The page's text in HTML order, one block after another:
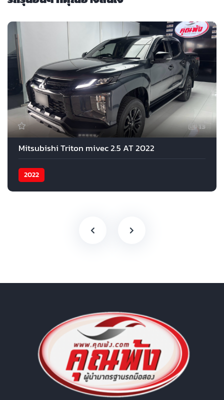
13
Mitsubishi Triton mivec 2.5 AT 2022
2022